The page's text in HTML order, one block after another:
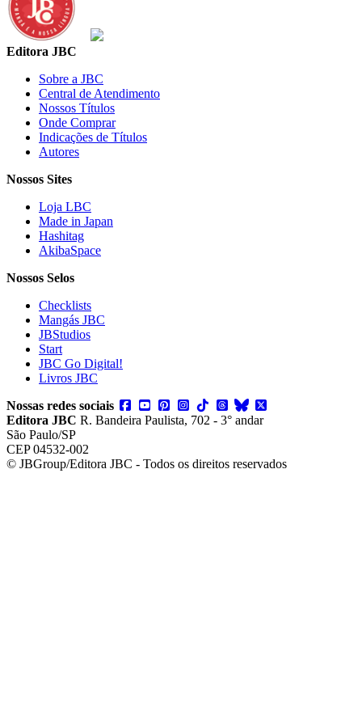
Editora JBC
Sobre a JBC
Central de Atendimento
Nossos Títulos
Onde Comprar
Indicações de Títulos
Autores
Nossos Sites
Loja LBC
Made in Japan
Hashitag
AkibaSpace
Nossos Selos
Checklists
Mangás JBC
JBStudios
Start
JBC Go Digital!
Livros JBC
Nossas redes sociais
Editora JBC R. Bandeira Paulista, 702 - 3° andar
São Paulo/SP
CEP 04532-002
© JBGroup/Editora JBC - Todos os direitos reservados